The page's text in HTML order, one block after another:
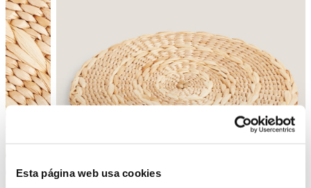
Esta página web usa cookies